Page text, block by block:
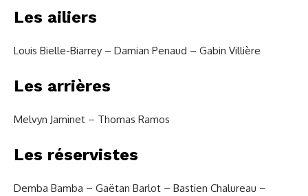
Les ailiers
Louis Bielle-Biarrey – Damian Penaud – Gabin Villière
Les arrières
Melvyn Jaminet – Thomas Ramos
Les réservistes
Demba Bamba – Gaëtan Barlot – Bastien Chalureau –